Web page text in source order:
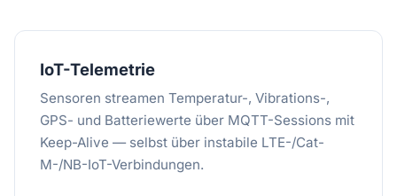
IoT-Telemetrie
Sensoren streamen Temperatur-, Vibrations-,
GPS- und Batteriewerte über MQTT-Sessions mit
Keep-Alive — selbst über instabile LTE-/Cat-
M-/NB-IoT-Verbindungen.